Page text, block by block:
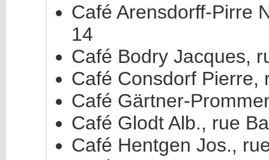
Café Arensdorff-Pirre
14
Café Bodry Jacques,
Café Consdorf Pierre,
Café Gärtner-
Café Glodt Alb., rue
Café Hentgen Jos.,